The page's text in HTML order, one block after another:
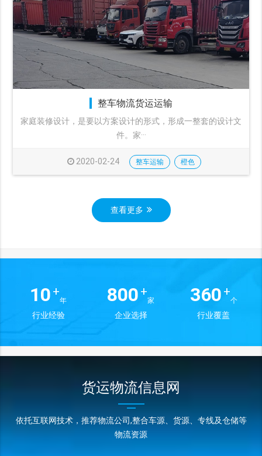
整车物流货运运输
家庭装修设计，是要以方案设计的形式，形成一整套的设计文
件。家···
2020-02-24 整车运输 橙色
查看更多
10 +
年
行业经验
800 +
家
企业选择
360 +
个
行业覆盖
货运物流信息网
依托互联网技术，推荐物流公司,整合车源、货源、专线及仓储等
物流资源